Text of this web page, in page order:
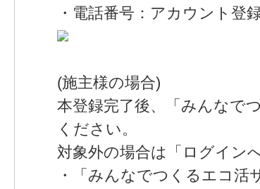
・電話番号：アカウント登
(施主様の場合)
本登録完了後、「みんなで
ください。
対象外の場合は「ログイン
・「みんなでつくるエコ